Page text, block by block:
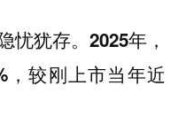
犹存。 2025年，
，较刚上市当年近